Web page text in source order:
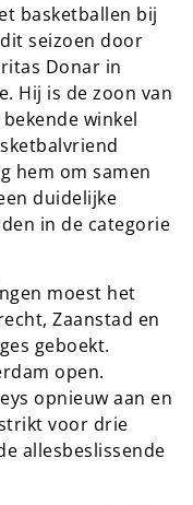
basketballen bij
seizoen door
Donar in
Hij is de zoon van
winkel
hem om samen
duidelijke
in de categorie
moest het
Zaanstad en
geboekt.
open.
opnieuw aan en
voor drie
allesbeslissende